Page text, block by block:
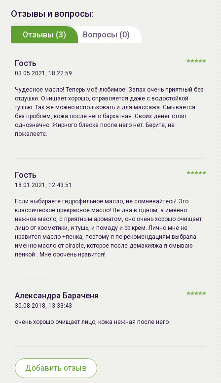
Срок годности:
дату окончания срока годности
смотрите на упаковке
Производитель:
мыен, Донгнам-гу, Чеонан-си,
Чунгчеонгам-до
Импортер в
Беларусь:
ИП Мигаль Наталья Петровна,
136. www.allcosmetics.by, E-mail:
Отзывы и вопросы:
Отзывы (3) Вопросы (0)
Гость
03.05.2021, 18:22:59
Чудесное масло! Теперь моё любимое! Запах очень приятный без
отдушки. Очищает хорошо, справляется даже с водостойкой
тушью. Так же можно использовать и для массажа. Смывается
без проблем, кожа после него бархатная. Своих денег стоит
однозначно. Жирного блеска после него нет. Берите, не
пожалеете.
Гость
18.01.2021, 12:43:51
Если выбираете гидрофильное масло, не сомневайтесь! Это
классическое прекрасное масло! Не два в одном, а именно
нежное масло, с приятным ароматом, оно очень хорошо очищает
лицо от косметики, и тушь, и помаду и bb крем. Лично мне не
нравится масло +пенка, поэтому я по рекомендациям выбрала
именно масло от ciracle, которое после демакияжа я смываю
пенкой . Мне ооочень нравится!
Александра Бараченя
30.08.2018, 13:33:43
очень хорошо очищает лицо, кожа нежная после него
Добавить отзыв